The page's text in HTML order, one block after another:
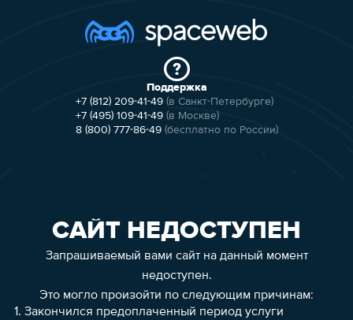
Поддержка
+7 (812) 209-41-49 (в Санкт-Петербурге)
+7 (495) 109-41-49 (в Москве)
8 (800) 777-86-49 (бесплатно по России)
САЙТ НЕДОСТУПЕН
Запрашиваемый вами сайт на данный момент
недоступен.
Это могло произойти по следующим причинам:
1. Закончился предоплаченный период услуги